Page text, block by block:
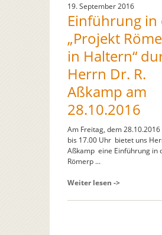
19. September 2016
Einführung in
„Projekt
in Haltern“
Herrn Dr. R.
Aßkamp am
28.10.2016
Am Freitag, dem
bis 17.00 Uhr bietet uns
Aßkamp eine Einführung in
Römerp ...
Weiter lesen ->